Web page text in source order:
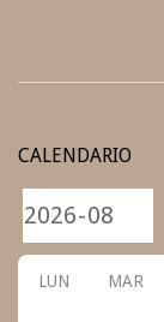
27
CALENDARIO
LUN MAR